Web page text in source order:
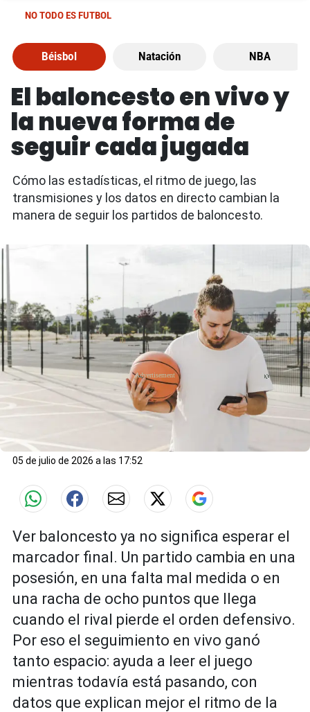
NO TODO ES FUTBOL
Béisbol Natación NBA
El baloncesto en vivo y
la nueva forma de
seguir cada jugada
Cómo las estadísticas, el ritmo de juego, las
transmisiones y los datos en directo cambian la
manera de seguir los partidos de baloncesto.
X
05 de julio de 2026 a las 17:52
Ver baloncesto ya no significa esperar el
marcador final. Un partido cambia en una
posesión, en una falta mal medida o en
una racha de ocho puntos que llega
cuando el rival pierde el orden defensivo.
Por eso el seguimiento en vivo ganó
tanto espacio: ayuda a leer el juego
mientras todavía está pasando, con
datos que explican mejor el ritmo de la